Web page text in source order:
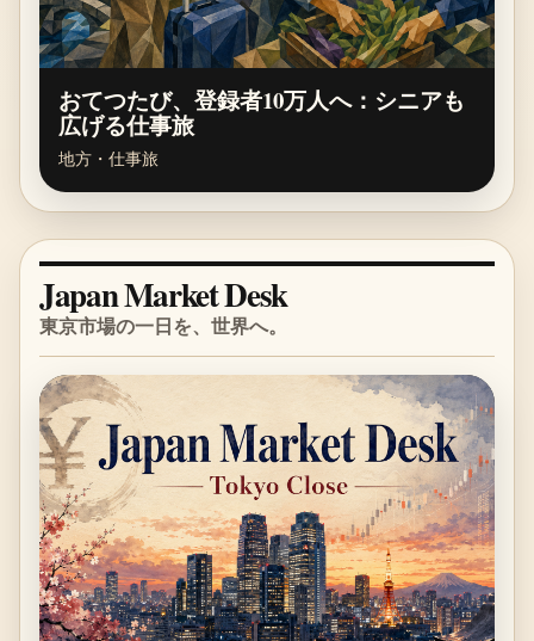
おてつたび、登録者10万人へ：シニアも
広げる仕事旅
地方・仕事旅
Japan Market Desk
東京市場の一日を、世界へ。